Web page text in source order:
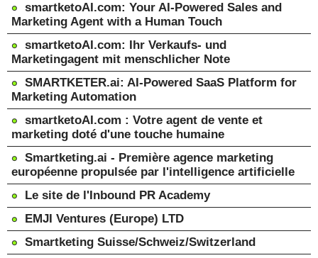
smartketoAI.com: Your AI-Powered Sales and
Marketing Agent with a Human Touch
smartketoAI.com: Ihr Verkaufs- und
Marketingagent mit menschlicher Note
SMARTKETER.ai: AI-Powered SaaS Platform for
Marketing Automation
smartketoAI.com : Votre agent de vente et
marketing doté d'une touche humaine
Smartketing.ai - Première agence marketing
européenne propulsée par l'intelligence artificielle
Le site de l'Inbound PR Academy
EMJI Ventures (Europe) LTD
Smartketing Suisse/Schweiz/Switzerland